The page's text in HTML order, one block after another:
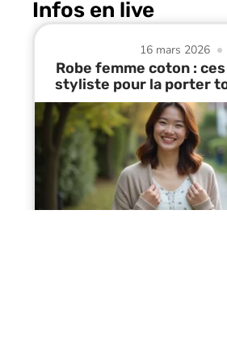
Infos en live
16 mars 2026
Robe femme coton :
styliste pour la porter